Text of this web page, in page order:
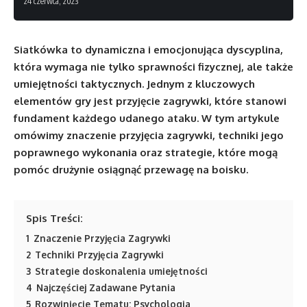
Siatkówka to dynamiczna i emocjonująca dyscyplina,
która wymaga nie tylko sprawności fizycznej, ale także
umiejętności taktycznych. Jednym z kluczowych
elementów gry jest przyjęcie zagrywki, które stanowi
fundament każdego udanego ataku. W tym artykule
omówimy znaczenie przyjęcia zagrywki, techniki jego
poprawnego wykonania oraz strategie, które mogą
pomóc drużynie osiągnąć przewagę na boisku.
Spis Treści:
1 Znaczenie Przyjęcia Zagrywki
2 Techniki Przyjęcia Zagrywki
3 Strategie doskonalenia umiejętności
4 Najczęściej Zadawane Pytania
5 Rozwinięcie Tematu: Psychologia